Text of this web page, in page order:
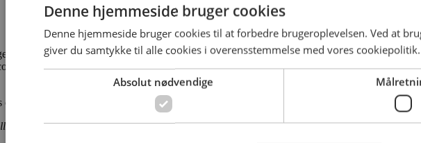
Begrebet recovery betyder at
to perspektiver på begrebet:
definerer recovery som en personlig, social proces og læner sig op ad
hvor det er borgeren og ikke professionelle, der definerer, om
om to grader af recovery:
delvist.
Det er
af diagnoser,
Regeringens
Selvom graden
misbrug antages
enten psykiske
Denne hjemmeside bruger cookies
Denne hjemmeside bruger cookies til at forbedre brugeroplevelsen. Ved at
giver du samtykke til alle cookies i overensstemmelse med vores cookiepolitik.
Absolut nødvendige